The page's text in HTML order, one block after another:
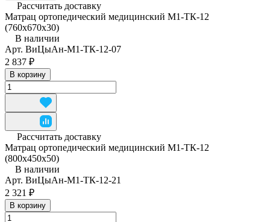
Рассчитать доставку
Матрац ортопедический медицинский М1-ТК-12
(760x670x30)
В наличии
Арт. ВиЦыАн-М1-ТК-12-07
2 837 ₽
В корзину
Рассчитать доставку
Матрац ортопедический медицинский М1-ТК-12
(800x450x50)
В наличии
Арт. ВиЦыАн-М1-ТК-12-21
2 321 ₽
В корзину